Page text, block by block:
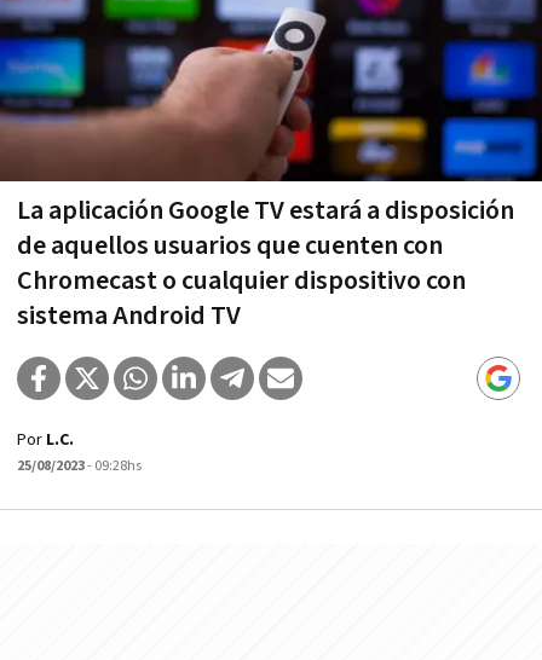
La aplicación Google TV estará a disposición
de aquellos usuarios que cuenten con
Chromecast o cualquier dispositivo con
sistema Android TV
Por L.C.
25/08/2023- 09:28hs